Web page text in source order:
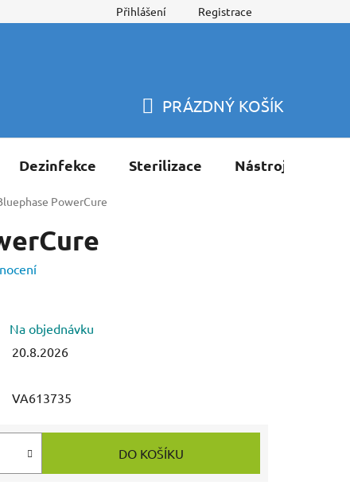
Přihlášení Registrace
KOŠÍK
PRÁZDNÝ KOŠÍK
Dezinfekce Sterilizace Nástroje
PowerCure
Na objednávku
20.8.2026
VA613735
DO KOŠÍKU